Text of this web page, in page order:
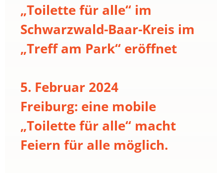
„Toilette für alle“ im
Schwarzwald-Baar-Kreis im
„Treff am Park“ eröffnet
5. Februar 2024
Freiburg: eine mobile
„Toilette für alle“ macht
Feiern für alle möglich.